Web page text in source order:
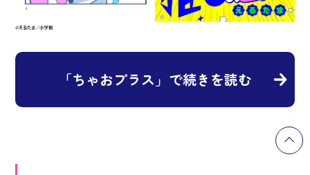
「ちゃおプラス」で続きを読む